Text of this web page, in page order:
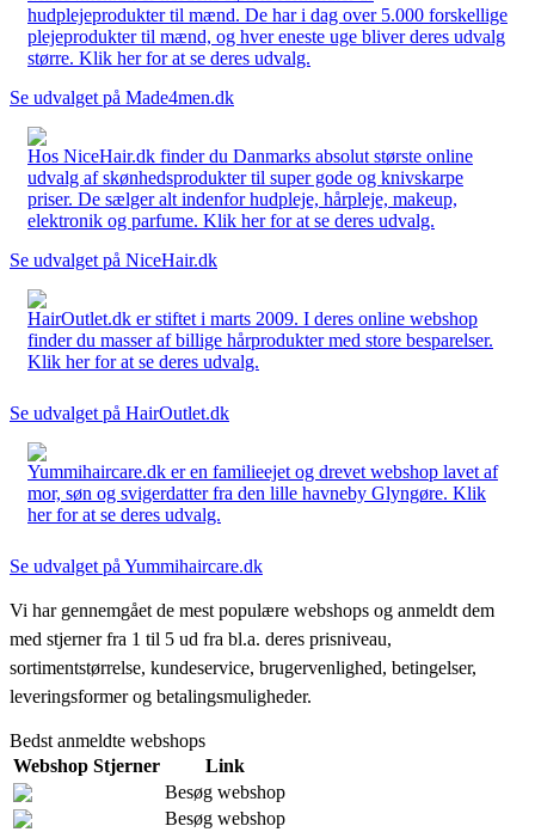
hudplejeprodukter til mænd. De har i dag over 5.000 forskellige
plejeprodukter til mænd, og hver eneste uge bliver deres udvalg
større. Klik her for at se deres udvalg.
Se udvalget på Made4men.dk
Hos NiceHair.dk finder du Danmarks absolut største online
udvalg af skønhedsprodukter til super gode og knivskarpe
priser. De sælger alt indenfor hudpleje, hårpleje, makeup,
elektronik og parfume. Klik her for at se deres udvalg.
Se udvalget på NiceHair.dk
HairOutlet.dk er stiftet i marts 2009. I deres online webshop
finder du masser af billige hårprodukter med store besparelser.
Klik her for at se deres udvalg.
Se udvalget på HairOutlet.dk
Yummihaircare.dk er en familieejet og drevet webshop lavet af
mor, søn og svigerdatter fra den lille havneby Glyngøre. Klik
her for at se deres udvalg.
Se udvalget på Yummihaircare.dk
Vi har gennemgået de mest populære webshops og anmeldt dem
med stjerner fra 1 til 5 ud fra bl.a. deres prisniveau,
sortimentstørrelse, kundeservice, brugervenlighed, betingelser,
leveringsformer og betalingsmuligheder.
Bedst anmeldte webshops
Webshop Stjerner
Link
Besøg webshop
Besøg webshop